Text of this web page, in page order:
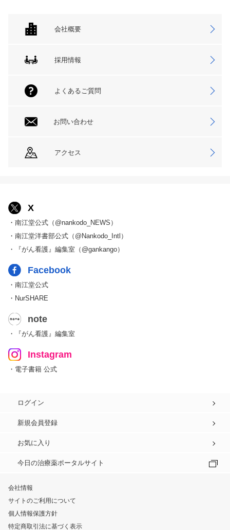
会社概要
採用情報
よくあるご質問
お問い合わせ
アクセス
X
・南江堂公式（@nankodo_NEWS）
・南江堂洋書部公式（@Nankodo_Intl）
・『がん看護』編集室（@gankango）
Facebook
・南江堂公式
・NurSHARE
note
・『がん看護』編集室
Instagram
・電子書籍 公式
ログイン
新規会員登録
お気に入り
今日の治療薬ポータルサイト
会社情報
サイトのご利用について
個人情報保護方針
特定商取引法に基づく表示